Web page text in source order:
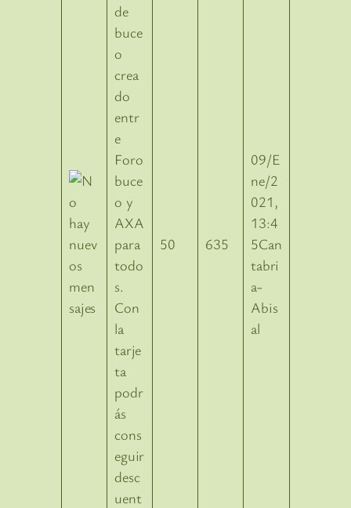
de
buce
o
crea
do
entr
e
Foro
buce
o y
AXA
para
todo
s.
Con
la
tarje
ta
podr
ás
cons
eguir
desc
uent
50 635
09/E
ne/2
021,
13:4
5Can
tabri
a-
Abis
al